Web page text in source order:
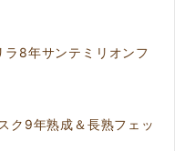
ラ8年サンテミリオンフ
ク9年熟成＆長熟フェッ